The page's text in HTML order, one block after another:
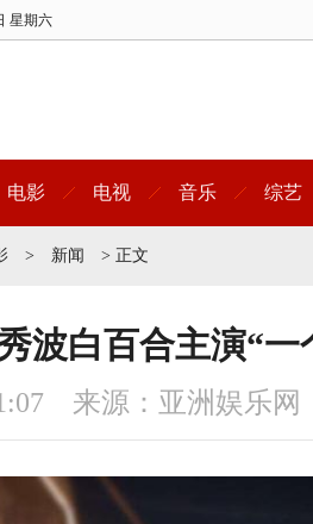
星期六
电影 电视 音乐 综艺
> 新闻 > 正文
波白百合主演“
来源：亚洲娱乐网